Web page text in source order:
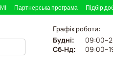
Партнерська програма Підбір
Графік роботи:
Будні:
Сб-Нд: